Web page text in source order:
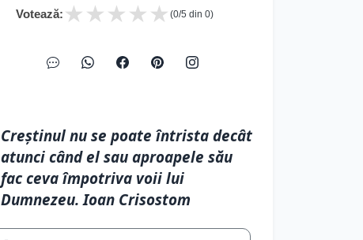
Votează: ★
★
★
★
★ (0/5 din 0)
Creştinul nu se poate întrista decât
atunci când el sau aproapele său
fac ceva împotriva voii lui
Dumnezeu. Ioan Crisostom